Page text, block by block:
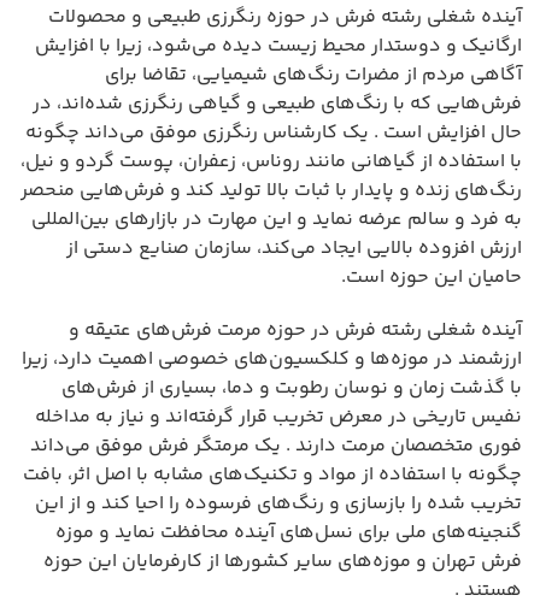
آینده شغلی رشته فرش در حوزه رنگرزی طبیعی و محصولات
ارگانیک و دوستدار محیط زیست دیده می‌شود، زیرا با افزایش
آگاهی مردم از مضرات رنگ‌های شیمیایی، تقاضا برای
فرش‌هایی که با رنگ‌های طبیعی و گیاهی رنگرزی شده‌اند، در
حال افزایش است . یک کارشناس رنگرزی موفق می‌داند چگونه
با استفاده از گیاهانی مانند روناس، زعفران، پوست گردو و نیل،
رنگ‌های زنده و پایدار با ثبات بالا تولید کند و فرش‌هایی منحصر
به فرد و سالم عرضه نماید و این مهارت در بازارهای بین‌المللی
ارزش افزوده بالایی ایجاد می‌کند، سازمان صنایع دستی از
حامیان این حوزه است.
آینده شغلی رشته فرش در حوزه مرمت فرش‌های عتیقه و
ارزشمند در موزه‌ها و کلکسیون‌های خصوصی اهمیت دارد، زیرا
با گذشت زمان و نوسان رطوبت و دما، بسیاری از فرش‌های
نفیس تاریخی در معرض تخریب قرار گرفته‌اند و نیاز به مداخله
فوری متخصصان مرمت دارند . یک مرمتگر فرش موفق می‌داند
چگونه با استفاده از مواد و تکنیک‌های مشابه با اصل اثر، بافت
تخریب شده را بازسازی و رنگ‌های فرسوده را احیا کند و از این
گنجینه‌های ملی برای نسل‌های آینده محافظت نماید و موزه
فرش تهران و موزه‌های سایر کشورها از کارفرمایان این حوزه
هستند .